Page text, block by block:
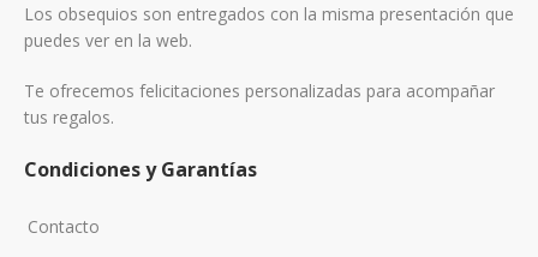
Los obsequios son entregados con la misma presentación que
puedes ver en la web.
Te ofrecemos felicitaciones personalizadas para acompañar
tus regalos.
Condiciones y Garantías
Contacto